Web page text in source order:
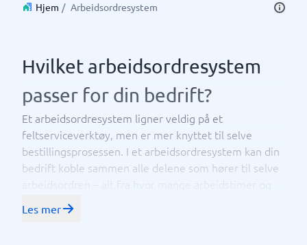
Hjem / Arbeidsordresystem
Hvilket arbeidsordresystem
passer for din bedrift?
Et arbeidsordresystem ligner veldig på et
feltserviceverktøy, men er mer knyttet til selve
bestillingsprosessen. I et arbeidsordresystem kan din
bedrift koble sammen alle delene som hører til selve
informasjon om arbeidet, til fakturadokumenter el
eventuelt "ettersalg"/service for folk som jobber ute i
Les mer